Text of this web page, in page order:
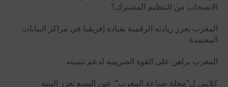
الانسحاب من التنظيم المشترك؟
المغرب يعزز ريادته الرقمية بقيادة إفريقيا في مراكز البيانات
المعتمدة
المغرب يراهن على القوة الضريبية لدعم تنميته
كلايبي ل”مجلة صناعة المغرب”: عين السبع تعزز البنية